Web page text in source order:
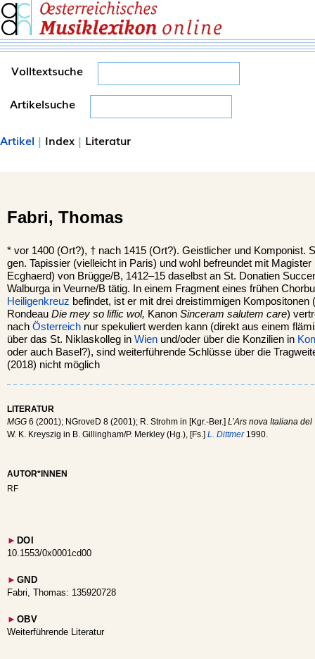
Volltextsuche
Artikelsuche
Artikel | Index | Literatur
Fabri, Thomas
* vor 1400 (Ort?), † nach 1415 (Ort?). Geistlicher und Komponist.
gen. Tapissier (vielleicht in Paris) und wohl befreundet mit
Ecghaerd) von Brügge/B, 1412–15 daselbst an St. Donatien
Walburga in Veurne/B tätig. In einem Fragment eines frühen
Heiligenkreuz befindet, ist er mit drei dreistimmigen Kompositonen
Rondeau Die mey so liflic wol, Kanon Sinceram salutem care)
nach Österreich nur spekuliert werden kann (direkt aus einem
über das St. Niklaskolleg in Wien und/oder über die Konzilien in
oder auch Basel?), sind weiterführende Schlüsse über die
(2018) nicht möglich
LITERATUR
MGG 6 (2001); NGroveD 8 (2001); R. Strohm in [Kgr.-Ber.] L’Ars nova Italiana
W. K. Kreyszig in B. Gillingham/P. Merkley (Hg.), [Fs.] L. Dittmer1990.
AUTOR*INNEN
RF
► DOI
10.1553/0x0001cd00
► GND
Fabri, Thomas: 135920728
► OBV
Weiterführende Literatur